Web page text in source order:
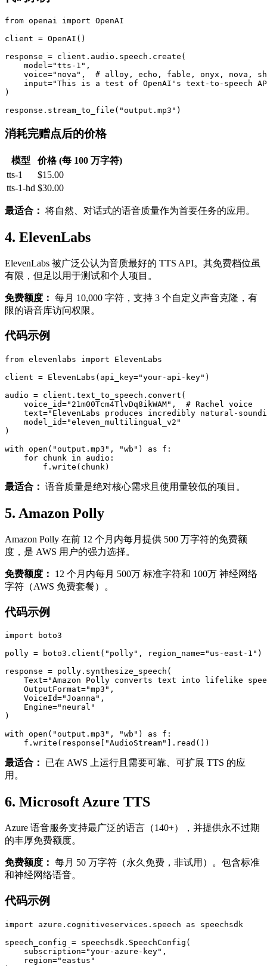
from openai import OpenAI
client = OpenAI()
response = client.audio.speech.create(
    model="tts-1",
voice="nova",  # alloy, echo, fable, onyx, nova,
input="This is a test of OpenAI's text-to-speech
)
消耗完赠点后的价格
模型
价格 (每 100 万字符)
tts-1
$15.00
tts-1-hd $30.00
最适合： 将自然、对话式的语音质量作为首要任务的应用。
4. ElevenLabs
ElevenLabs 被广泛公认为音质最好的 TTS API。其免费档位虽
有限，但足以用于测试和个人项目。
免费额度： 每月 10,000 字符，支持 3 个自定义声音克隆，有
限的语音库访问权限。
代码示例
from elevenlabs import ElevenLabs
client = ElevenLabs(api_key="your-api-key")
audio = client.text_to_speech.convert(
    voice_id="21m00Tcm4TlvDq8ikWAM",  # Rachel voice
text="ElevenLabs produces incredibly natural-
    model_id="eleven_multilingual_v2"
)
with open("output.mp3", "wb") as f:
    for chunk in audio:
最适合： 语音质量是绝对核心需求且使用量较低的项目。
5. Amazon Polly
Amazon Polly 在前 12 个月内每月提供 500 万字符的免费额
度，是 AWS 用户的强力选择。
免费额度：
12 个月内每月 500万 标准字符和 100万 神经网络
字符（AWS 免费套餐）。
代码示例
import boto3
polly = boto3.client("polly", region_name="us-east-1")
response = polly.synthesize_speech(
Text="Amazon Polly converts text into lifelike
    OutputFormat="mp3",
    VoiceId="Joanna",
    Engine="neural"
)
with open("output.mp3", "wb") as f:
最适合：
已在 AWS 上运行且需要可靠、可扩展 TTS 的应
用。
6. Microsoft Azure TTS
Azure 语音服务支持最广泛的语言（140+），并提供永不过期
的丰厚免费额度。
免费额度： 每月 50 万字符（永久免费，非试用）。包含标准
和神经网络语音。
代码示例
import azure.cognitiveservices.speech as speechsdk
speech_config = speechsdk.SpeechConfig(
    subscription="your-azure-key",
    region="eastus"